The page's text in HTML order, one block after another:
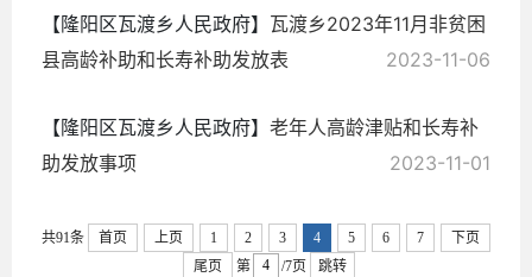
【隆阳区瓦渡乡人民政府】 瓦渡乡2023年11月非贫困
县高龄补助和长寿补助发放表
2023-11-06
【隆阳区瓦渡乡人民政府】 老年人高龄津贴和长寿补
助发放事项
2023-11-01
共91条 首页 上页 1 2 3 4 5 6 7
下页
尾页
第 /7页 跳转